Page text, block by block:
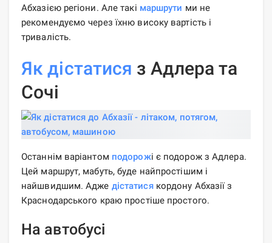
Абхазією регіони. Але такі маршрути ми не
рекомендуємо через їхню високу вартість і
тривалість.
Як дістатися з Адлера та
Сочі
Останнім варіантом подорожі є подорож з Адлера.
Цей маршрут, мабуть, буде найпростішим і
найшвидшим. Адже дістатисякордону Абхазії з
Краснодарського краю простіше простого.
На автобусі